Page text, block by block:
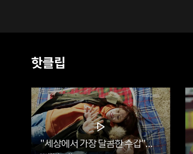
핫클립
"세상에서 가장 달콤한 수갑"…도현(지성), 리진(황정음)에 프러포즈 '해피엔딩'